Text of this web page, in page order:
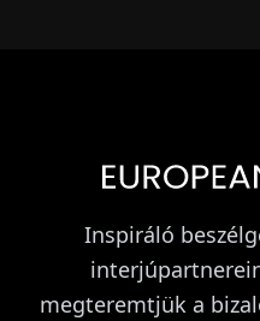
Inspiráló
megteremtjük a